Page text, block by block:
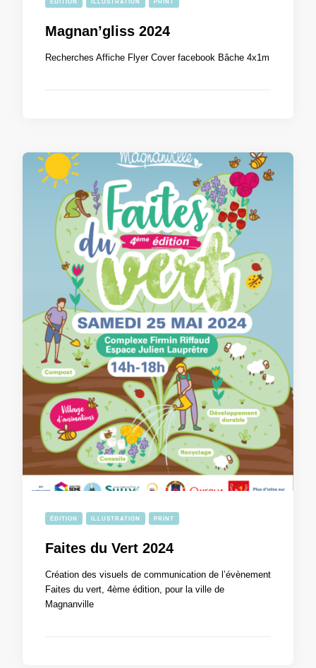
ÉDITION ILLUSTRATION PRINT
Magnan’gliss 2024
Recherches Affiche Flyer Cover facebook Bâche 4x1m
ÉDITION ILLUSTRATION PRINT
Faites du Vert 2024
Création des visuels de communication de l’évènement
Faites du vert, 4ème édition, pour la ville de
Magnanville